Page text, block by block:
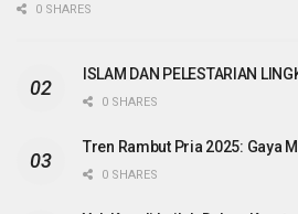
0 SHARES
ISLAM DAN PELESTARIAN
0 SHARES
Tren Rambut Pria 2025: Gaya
0 SHARES